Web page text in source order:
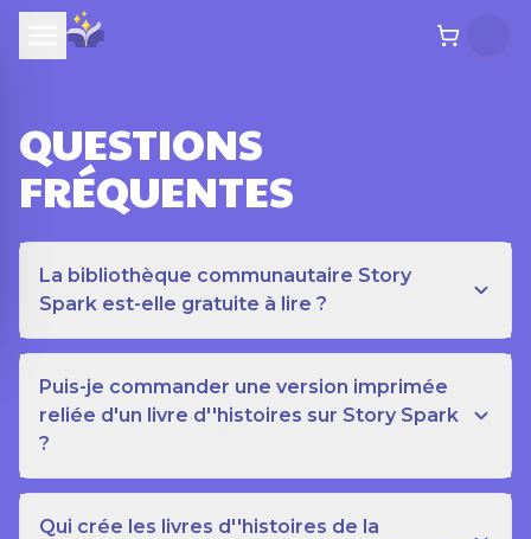
QUESTIONS
FRÉQUENTES
La bibliothèque communautaire Story
Spark est-elle gratuite à lire ?
Puis-je commander une version imprimée
reliée d'un livre d''histoires sur Story Spark
?
Qui crée les livres d''histoires de la